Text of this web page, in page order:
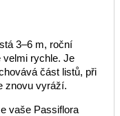
3–6 m, roční
velmi rychle. Je
část listů, při
znovu vyráží.
vaše Passiflora